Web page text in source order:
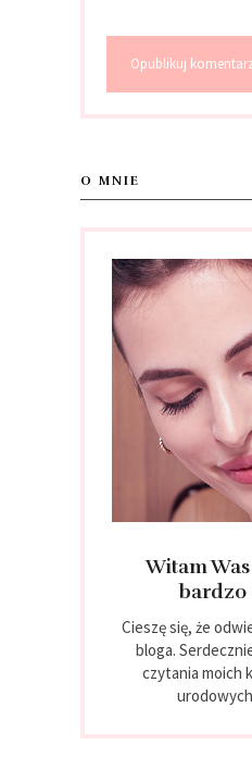
O MNIE
Witam
bardzo
Cieszę się, że
bloga.
czytania moich